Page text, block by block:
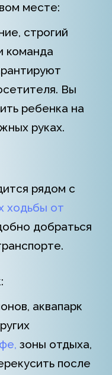
месте:
строгий
команда
Вы
ребенка на
руках.
рядом с
ходьбы от
добраться
аквапарк
зоны отдыха,
после